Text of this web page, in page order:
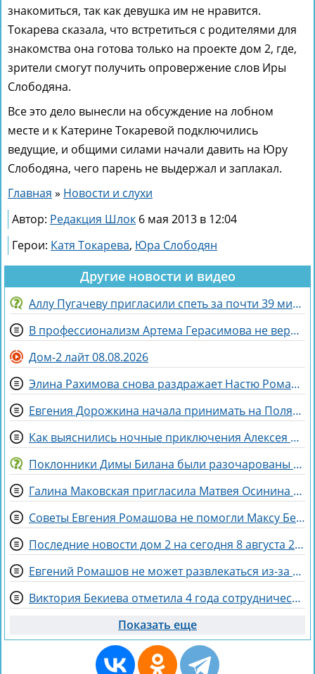
знакомиться, так как девушка им не нравится.
Токарева сказала, что встретиться с родителями для
знакомства она готова только на проекте дом 2, где,
зрители смогут получить опровержение слов Иры
Слободяна.
Все это дело вынесли на обсуждение на лобном
месте и к Катерине Токаревой подключились
ведущие, и общими силами начали давить на Юру
Слободяна, чего парень не выдержал и заплакал.
Главная » Новости и слухи
Автор: Редакция Шлок 6 мая 2013 в 12:04
Герои: Катя Токарева, Юра Слободян
Другие новости и видео
Аллу Пугачеву пригласили спеть за почти 39 миллионов рублей
В профессионализм Артема Герасимова не верят зрители Дома 2
Дом-2 лайт 08.08.2026
Элина Рахимова снова раздражает Настю Ромашову, флиртуя с её мужем Евгением
Евгения Дорожкина начала принимать на Поляне первых клиенток
Как выяснились ночные приключения Алексея Адеева, спасающего мир поэзией
Поклонники Димы Билана были разочарованы его последним концертом
Галина Маковская пригласила Матвея Осинина на стендап
Советы Евгения Ромашова не помогли Максу Берду задержаться на Доме 2
Последние новости дом 2 на сегодня 8 августа 2026
Евгений Ромашов не может развлекаться из-за беременности жены Анастасии
Виктория Бекиева отметила 4 года сотрудничества с Домом 2
Показать еще